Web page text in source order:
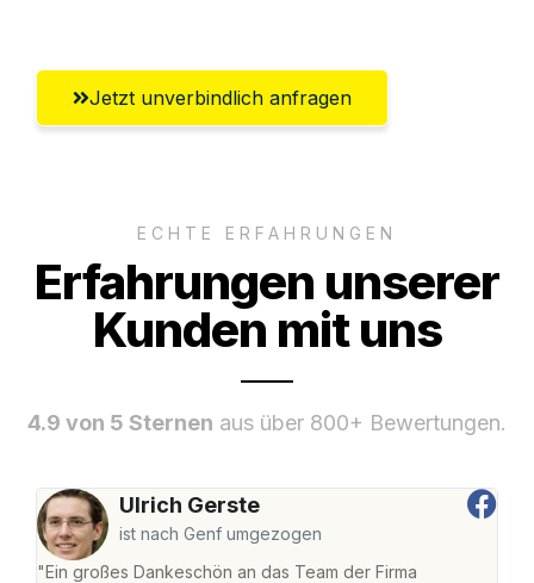
Jetzt unverbindlich anfragen
ECHTE ERFAHRUNGEN
Erfahrungen unserer
Kunden mit uns
4.9 von 5 Sternen aus über 800+ Bewertungen.
Ulrich Gerste
ist nach Genf umgezogen
"Ein großes Dankeschön an das Team der Firma